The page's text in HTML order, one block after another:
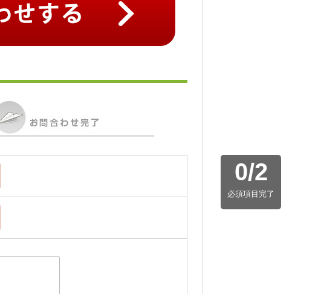
0/2
必須項目完了